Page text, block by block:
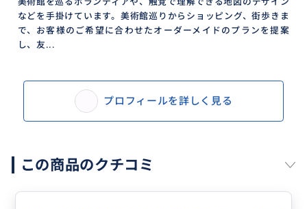
などを手掛けています。美術館巡りからショッピング、街歩きま
で、お客様のご希望に合わせたオーダーメイドのプランを提案
し、友...
プロフィールを詳しく見る
この商品のクチコミ